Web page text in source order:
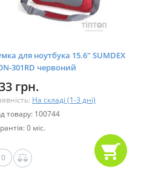
для ноутбука 15.6" SUMDEX
301RD червоний
грн.
На складі (1-3 дні)
товару: 100744
0 міс.
0